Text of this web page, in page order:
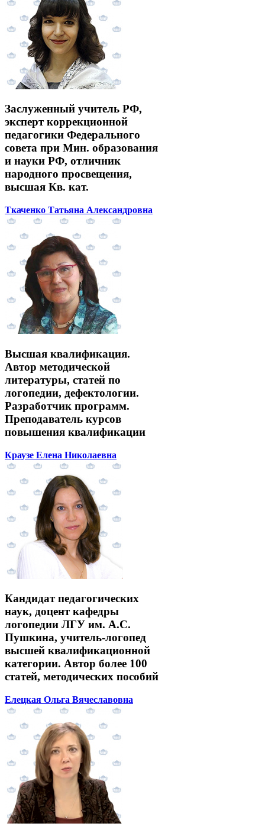
Заслуженный учитель РФ,
эксперт коррекционной
педагогики Федерального
совета при Мин. образования
и науки РФ, отличник
народного просвещения,
высшая Кв. кат.
Ткаченко Татьяна Александровна
Высшая квалификация.
Автор методической
литературы, статей по
логопедии, дефектологии.
Разработчик программ.
Преподаватель курсов
повышения квалификации
Краузе Елена Николаевна
Кандидат педагогических
наук, доцент кафедры
логопедии ЛГУ им. А.С.
Пушкина, учитель-логопед
высшей квалификационной
категории. Автор более 100
статей, методических пособий
Елецкая Ольга Вячеславовна